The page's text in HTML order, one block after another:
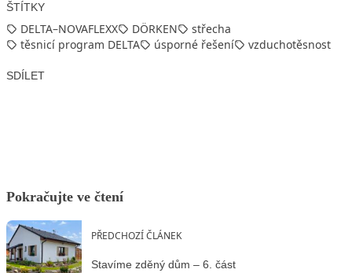
ŠTÍTKY
DELTA–NOVAFLEXX DÖRKEN
střecha
těsnicí program DELTA
úsporné řešení vzduchotěsnost
SDÍLET
Pokračujte ve čtení
PŘEDCHOZÍ ČLÁNEK
Stavíme zděný dům – 6. část